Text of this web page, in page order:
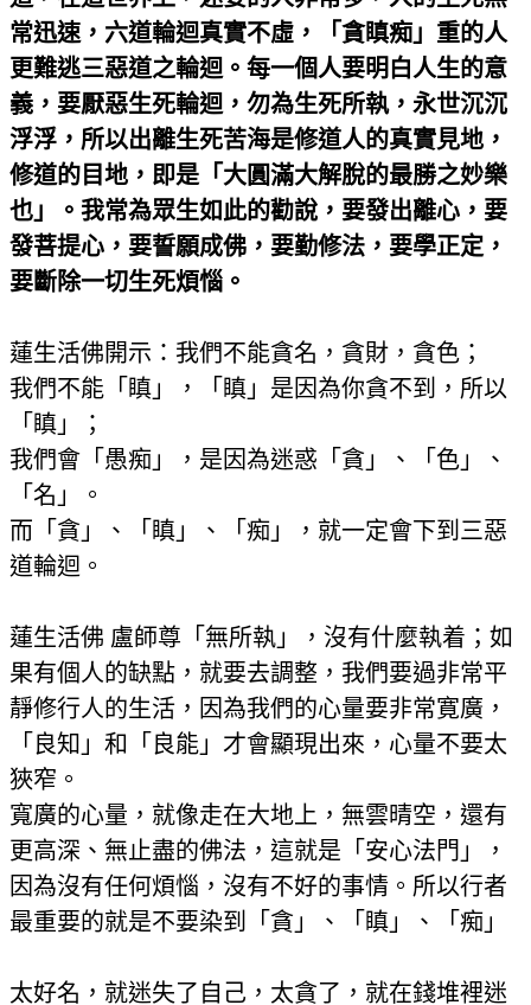
常迅速，六道輪迴真實不虛，「貪瞋痴」重的人
更難逃三惡道之輪迴。每一個人要明白人生的意
義，要厭惡生死輪迴，勿為生死所執，永世沉沉
浮浮，所以出離生死苦海是修道人的真實見地，
修道的目地，即是「大圓滿大解脫的最勝之妙樂
也」。我常為眾生如此的勸說，要發出離心，要
發菩提心，要誓願成佛，要勤修法，要學正定，
要斷除一切生死煩惱。
蓮生活佛開示：我們不能貪名，貪財，貪色；
我們不能「瞋」，「瞋」是因為你貪不到，所以
「瞋」；
我們會「愚痴」，是因為迷惑「貪」、「色」、
「名」。
而「貪」、「瞋」、「痴」，就一定會下到三惡
道輪迴。
蓮生活佛 盧師尊「無所執」，沒有什麼執着；如
果有個人的缺點，就要去調整，我們要過非常平
靜修行人的生活，因為我們的心量要非常寛廣，
「良知」和「良能」才會顯現出來，心量不要太
狹窄。
寬廣的心量，就像走在大地上，無雲晴空，還有
更高深、無止盡的佛法，這就是「安心法門」，
因為沒有任何煩惱，沒有不好的事情。所以行者
最重要的就是不要染到「貪」、「瞋」、「痴」
太好名，就迷失了自己，太貪了，就在錢堆裡迷